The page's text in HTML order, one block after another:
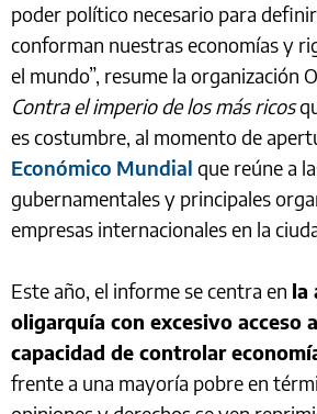
poder político necesario para
conforman nuestras economías y
el mundo”, resume la organización
Contra el imperio de los más ricos
es costumbre, al momento de
Económico Mundial que reúne a
gubernamentales y principales
empresas internacionales en la
Este año, el informe se centra en la
oligarquía con excesivo acceso
capacidad de controlar
frente a una mayoría pobre en